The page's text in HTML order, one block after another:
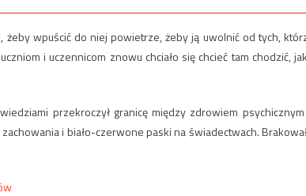
żeby wpuścić do niej powietrze, żeby ją uwolnić od tych,
i uczennicom znowu chciało się chcieć tam chodzić,
przekroczył granicę między zdrowiem
i biało-czerwone paski na świadectwach.